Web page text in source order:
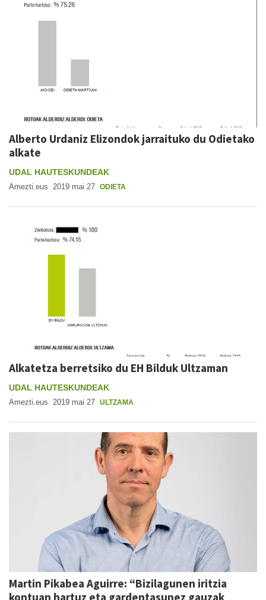
Alberto Urdaniz Elizondok jarraituko du Odietako
alkate
UDAL HAUTESKUNDEAK
Amezti.eus 2019 mai 27 ODIETA
Alkatetza berretsiko du EH Bilduk Ultzaman
UDAL HAUTESKUNDEAK
Amezti.eus 2019 mai 27 ULTZAMA
Martin Pikabea Aguirre: “Bizilagunen iritzia
kontuan hartuz eta gardentasunez gauzak